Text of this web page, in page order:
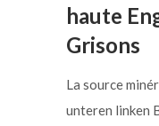
haute
Grisons
La source
unteren linken